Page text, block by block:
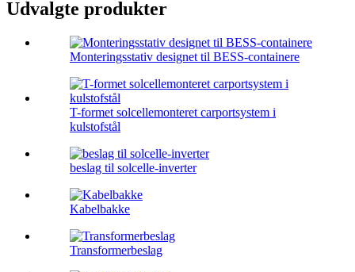
Udvalgte produkter
Monteringsstativ designet til BESS-containere
T-formet solcellemonteret carportsystem i
kulstofstål
beslag til solcelle-inverter
Kabelbakke
Transformerbeslag